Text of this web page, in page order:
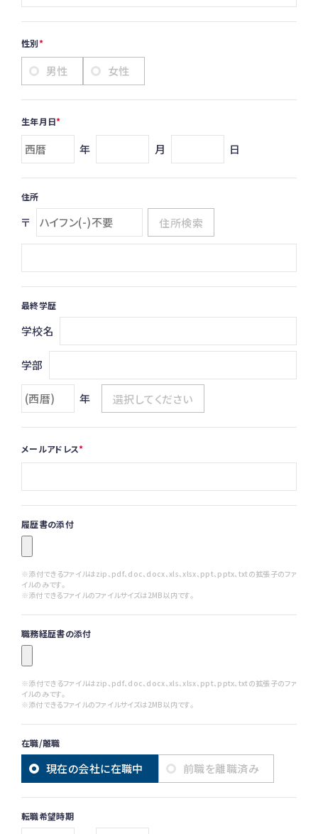
性別
男性 女性
生年月日
年 月 日
住所
〒 住所検索
最終学歴
学校名
学部
年
メールアドレス
履歴書の添付
※添付できるファイルはzip、pdf、doc、docx、xls、xlsx、ppt、pptx、txtの拡張子のファ
イルのみです。
※添付できるファイルのファイルサイズは2MB以内です。
職務経歴書の添付
※添付できるファイルはzip、pdf、doc、docx、xls、xlsx、ppt、pptx、txtの拡張子のファ
イルのみです。
※添付できるファイルのファイルサイズは2MB以内です。
在職/離職
現在の会社に在職中 前職を離職済み
転職希望時期